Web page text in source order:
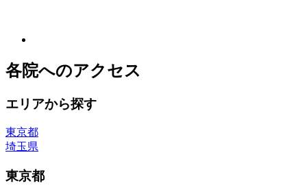
各院へのアクセス
エリアから探す
東京都
埼玉県
東京都